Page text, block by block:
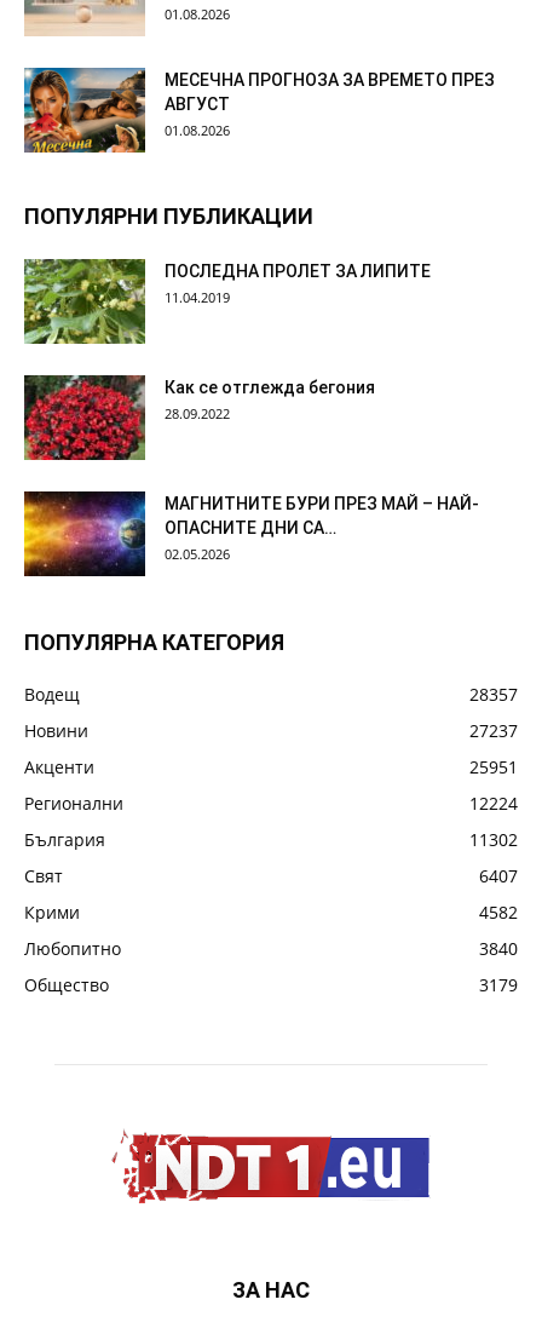
01.08.2026
МЕСЕЧНА ПРОГНОЗА ЗА ВРЕМЕТО ПРЕЗ
АВГУСТ
01.08.2026
ПОПУЛЯРНИ ПУБЛИКАЦИИ
ПОСЛЕДНА ПРОЛЕТ ЗА ЛИПИТЕ
11.04.2019
Как се отглежда бегония
28.09.2022
МАГНИТНИТЕ БУРИ ПРЕЗ МАЙ – НАЙ-
ОПАСНИТЕ ДНИ СА…
02.05.2026
ПОПУЛЯРНА КАТЕГОРИЯ
Водещ
28357
Новини
27237
Акценти
25951
Регионални
12224
България
11302
Свят
6407
Крими
4582
Любопитно
3840
Общество
3179
ЗА НАС